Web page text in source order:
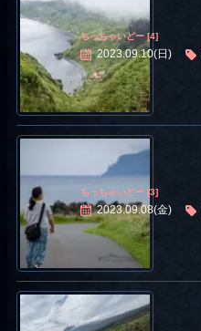
ちっちゃいどー [4]
2023.09.10(日)
ちっちゃいどー [3]
2023.09.08(金)